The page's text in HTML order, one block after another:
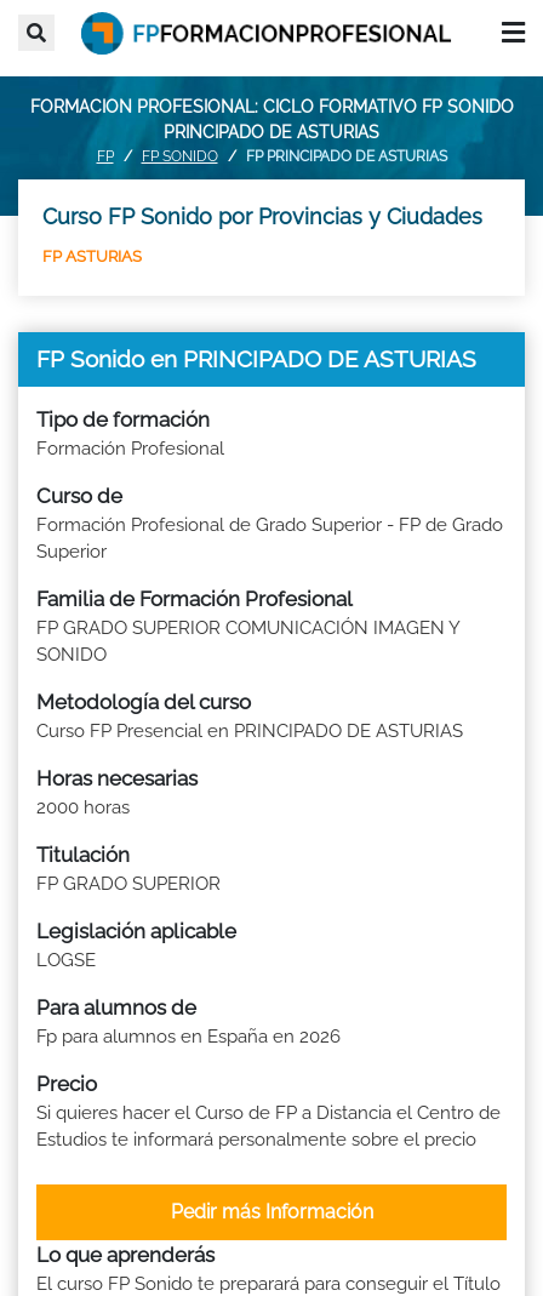
FORMACION PROFESIONAL: CICLO FORMATIVO FP SONIDO
PRINCIPADO DE ASTURIAS
FP FP SONIDO FP PRINCIPADO DE ASTURIAS
Curso FP Sonido por Provincias y Ciudades
FP ASTURIAS
FP Sonido en PRINCIPADO DE ASTURIAS
Tipo de formación
Formación Profesional
Curso de
Formación Profesional de Grado Superior - FP de Grado
Superior
Familia de Formación Profesional
FP GRADO SUPERIOR COMUNICACIÓN IMAGEN Y
SONIDO
Metodología del curso
Curso FP Presencial en PRINCIPADO DE ASTURIAS
Horas necesarias
2000 horas
Titulación
FP GRADO SUPERIOR
Legislación aplicable
LOGSE
Para alumnos de
Fp para alumnos en España en 2026
Precio
Si quieres hacer el Curso de FP a Distancia el Centro de
Estudios te informará personalmente sobre el precio
Pedir más Información
Lo que aprenderás
El curso FP Sonido te preparará para conseguir el Título